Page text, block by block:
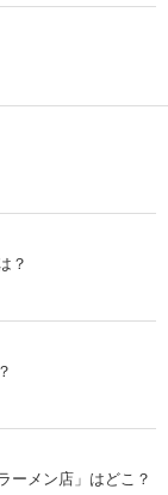
？
ーメン店」はどこ？